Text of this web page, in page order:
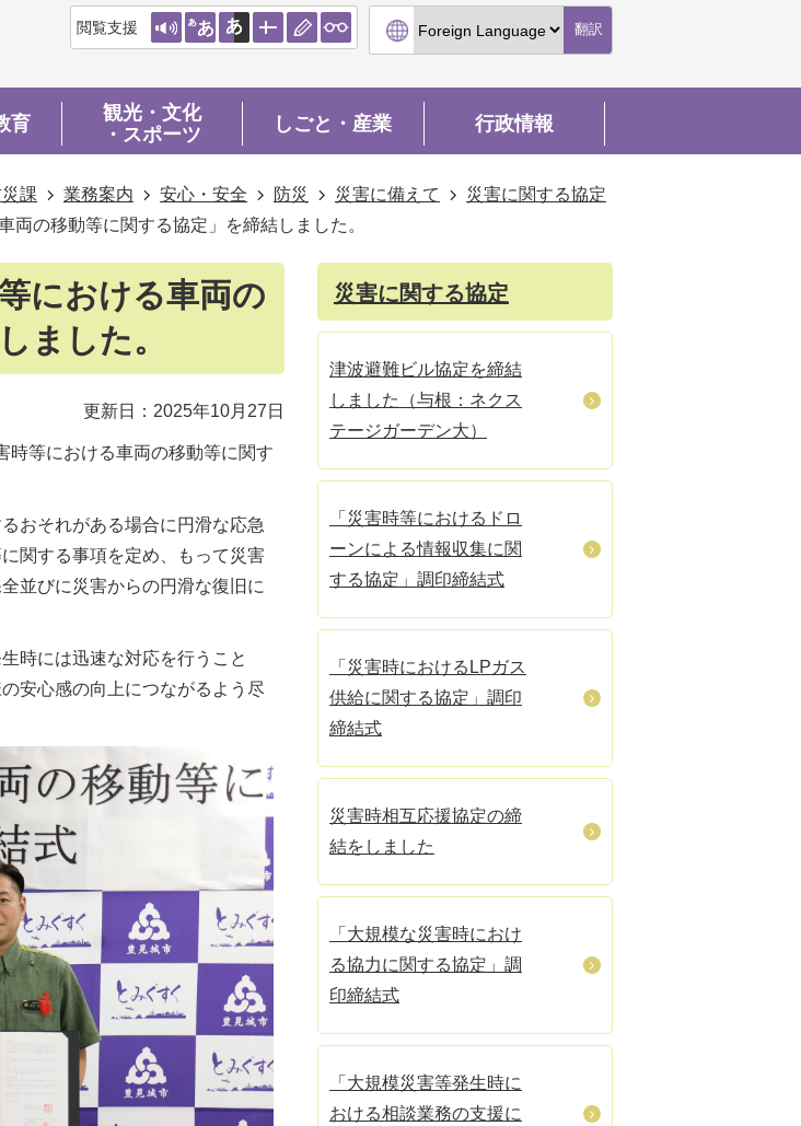
閲覧支援 翻訳
育
観光・文化
・スポーツ
しごと・産業 行政情報
課 業務案内 安心・安全 防災 災害に備えて
災害に関する協定
両の移動等に関する協定」を締結しました。
における車両の
ました。
更新日：2025年10月27日
時等における車両の移動等に関す
おそれがある場合に円滑な応急
関する事項を定め、もって災害
並びに災害からの円滑な復旧に
時には迅速な対応を行うこと
安心感の向上につながるよう尽
災害に関する協定
津波避難ビル協定を締結
しました（与根：ネクス
テージガーデン大）
「災害時等におけるドロ
ーンによる情報収集に関
する協定」調印締結式
「災害時におけるLPガス
供給に関する協定」調印
締結式
災害時相互応援協定の締
結をしました
「大規模な災害時におけ
る協力に関する協定」調
印締結式
「大規模災害等発生時に
おける相談業務の支援に